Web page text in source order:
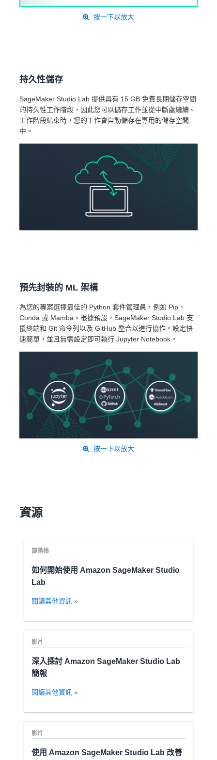
按一下以放大
持久性儲存
SageMaker Studio Lab 提供具有 15 GB 免費長期儲存空間
的持久性工作階段，因此您可以儲存工作並從中斷處繼續。
工作階段結束時，您的工作會自動儲存在專用的儲存空間
中。
預先封裝的 ML 架構
為您的專案選擇最佳的 Python 套件管理員，例如 Pip、
Conda 或 Mamba。根據預設，SageMaker Studio Lab 支
援終端和 Git 命令列以及 GitHub 整合以進行協作。設定快
速簡單，並且無需設定即可執行 Jupyter Notebook。
按一下以放大
資源
部落格
如何開始使用 Amazon SageMaker Studio
Lab
閱讀其他資訊 »
影片
深入探討 Amazon SageMaker Studio Lab
簡報
閱讀其他資訊 »
影片
使用 Amazon SageMaker Studio Lab 改善